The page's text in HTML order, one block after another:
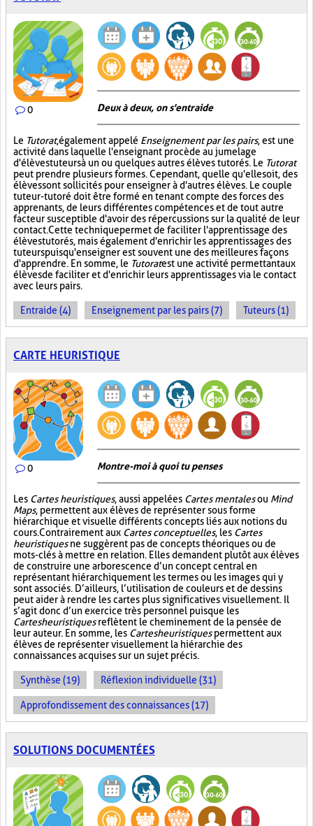
0 Deux à deux, on s'entraide
Le Tutorat, également appelé Enseignement par les pairs, est une
activité dans laquelle l'enseignant procède au jumelage
d'élèves tuteurs à un ou quelques autres élèves tutorés. Le Tutorat
peut prendre plusieurs formes. Cependant, quelle qu'elle soit, des
élèves sont sollicités pour enseigner à d'autres élèves. Le couple
tuteur-tutoré doit être formé en tenant compte des forces des
apprenants, de leurs différentes compétences et de tout autre
facteur susceptible d'avoir des répercussions sur la qualité de leur
contact. Cette technique permet de faciliter l'apprentissage des
élèves tutorés, mais également d'enrichir les apprentissages des
tuteurs puisqu'enseigner est souvent une des meilleures façons
d'apprendre. En somme, le Tutoratest une activité permettant aux
élèves de faciliter et d'enrichir leurs apprentissages via le contact
avec leurs pairs.
Entraide (4) Enseignement par les pairs (7) Tuteurs (1)
CARTE HEURISTIQUE
0 Montre-moi à quoi tu penses
Les Cartes heuristiques, aussi appelées Cartes mentalesou Mind
Maps, permettent aux élèves de représenter sous forme
hiérarchique et visuelle différents concepts liés aux notions du
cours. Contrairement aux Cartes conceptuelles, les Cartes
heuristiquesne suggèrent pas de concepts théoriques ou de
mots-clés à mettre en relation. Elles demandent plutôt aux élèves
de construire une arborescence d’un concept central en
représentant hiérarchiquement les termes ou les images qui y
sont associés. D’ailleurs, l’utilisation de couleurs et de dessins
peut aider à rendre les cartes plus significatives visuellement. Il
s’agit donc d’un exercice très personnel puisque les
Cartes heuristiquesreflètent le cheminement de la pensée de
leur auteur. En somme, les Cartes heuristiquespermettent aux
élèves de représenter visuellement la hiérarchie des
connaissances acquises sur un sujet précis.
Synthèse (19) Réflexion individuelle (31)
Approfondissement des connaissances (17)
SOLUTIONS DOCUMENTÉES